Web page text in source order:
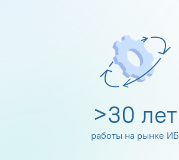
>30 лет
работы на рынке ИБ